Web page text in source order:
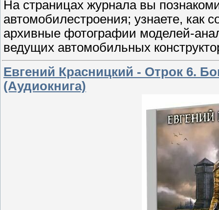
На страницах журнала вы
автомобилестроения; узнаете,
архивные фотографии моделей-
ведущих автомобильных
Евгений Красницкий - Отрок 6.
(Аудиокнига)